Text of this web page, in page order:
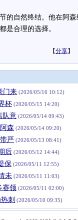
自然终结。他在阿森
是合理的选择。
【分享】
门来 (2026/05/16 10:12)
杯 (2026/05/15 14:20)
队意 (2026/05/14 09:43)
森 (2026/05/14 09:20)
严 (2026/05/13 08:41)
后 (2026/05/12 14:44)
保 (2026/05/11 12:55)
未 (2026/05/11 11:03)
赛领 (2026/05/11 02:00)
刺 (2026/05/10 09:35)